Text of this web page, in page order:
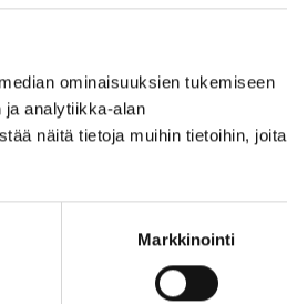
ominaisuuksien tukemiseen
analytiikka-alan
näitä tietoja muihin tietoihin, joita
Markkinointi